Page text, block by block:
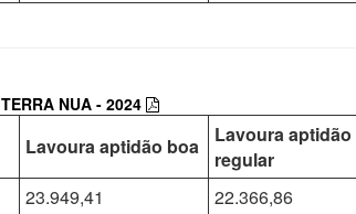
NUA - 2024
Lavoura aptidão boa
Lavoura aptidão
regular
23.949,41 22.366,86